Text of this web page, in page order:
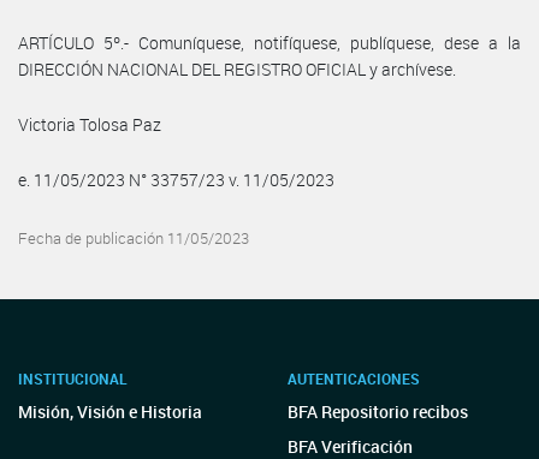
ARTÍCULO 5º.- Comuníquese, notifíquese, publíquese, dese a la
DIRECCIÓN NACIONAL DEL REGISTRO OFICIAL y archívese.
Victoria Tolosa Paz
e. 11/05/2023 N° 33757/23 v. 11/05/2023
Fecha de publicación 11/05/2023
INSTITUCIONAL
Misión, Visión e Historia
AUTENTICACIONES
BFA Repositorio recibos
BFA Verificación